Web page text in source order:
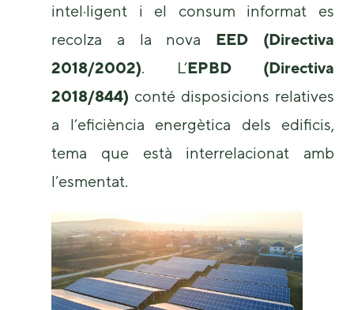
intel·ligent i el consum informat es
recolza a la nova EED (Directiva
2018/2002). L’EPBD (Directiva
2018/844) conté disposicions relatives
a l’eficiència energètica dels edificis,
tema que està interrelacionat amb
l’esmentat.